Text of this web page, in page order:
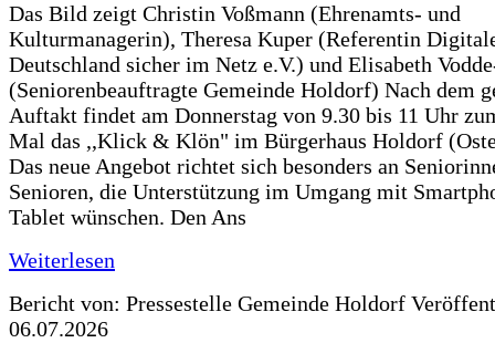
Das Bild zeigt Christin Voßmann (Ehrenamts- und
Kulturmanagerin), Theresa Kuper (Referentin
Deutschland sicher im Netz e.V.) und Elisabeth
(Seniorenbeauftragte Gemeinde Holdorf) Nach dem
Auftakt findet am Donnerstag von 9.30 bis 11 Uhr
Mal das ,,Klick & Klön" im Bürgerhaus Holdorf
Das neue Angebot richtet sich besonders an
Senioren, die Unterstützung im Umgang mit
Tablet wünschen. Den Ans
Weiterlesen
Bericht von: Pressestelle Gemeinde Holdorf
06.07.2026